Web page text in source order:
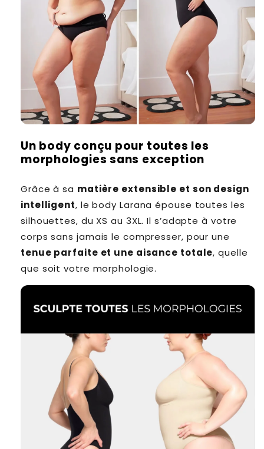
Un body conçu pour toutes les
morphologies sans exception
Grâce à sa matière extensible et son design
intelligent, le body Larana épouse toutes les
silhouettes, du XS au 3XL. Il s’adapte à votre
corps sans jamais le compresser, pour une
tenue parfaite et une aisance totale, quelle
que soit votre morphologie.